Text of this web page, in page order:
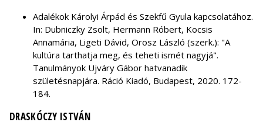
Adalékok Károlyi Árpád és Szekfű Gyula kapcsolatához.
In: Dubniczky Zsolt, Hermann Róbert, Kocsis
Annamária, Ligeti Dávid, Orosz László (szerk.): "A
kultúra tarthatja meg, és teheti ismét nagyjá".
Tanulmányok Ujváry Gábor hatvanadik
születésnapjára. Ráció Kiadó, Budapest, 2020. 172-
184.
DRASKÓCZY ISTVÁN